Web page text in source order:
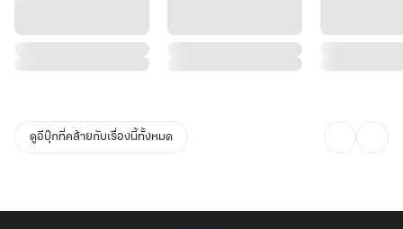
ดูอีบุ๊กที่คล้ายกับเรื่องนี้ทั้งหมด